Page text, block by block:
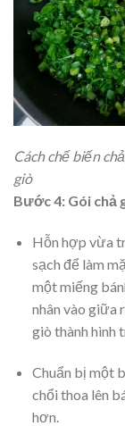
Cách chế biến
giò
Bước 4: Gói chả
Hỗn hợp vừa
sạch để làm
một miếng
nhân vào giữa
giò thành hình
Chuẩn bị một
chổi thoa lên
hơn.